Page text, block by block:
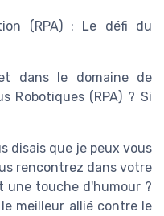
(RPA) : Le défi du
dans le domaine de
Robotiques (RPA) ? Si
disais que je peux vous
rencontrez dans votre
touche d'humour ?
meilleur allié contre le